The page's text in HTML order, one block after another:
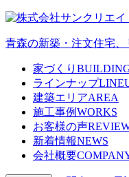
青森の新築・注文住宅、
家づくり
ラインナップ
建築エリアAREA
施工事例WORKS
お客様の声
新着情報NEWS
会社概要